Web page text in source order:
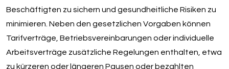
Beschäftigten zu sichern und gesundheitliche Risiken zu
minimieren. Neben den gesetzlichen Vorgaben können
Tarifverträge, Betriebsvereinbarungen oder individuelle
Arbeitsverträge zusätzliche Regelungen enthalten, etwa
zu kürzeren oder längeren Pausen oder bezahlten